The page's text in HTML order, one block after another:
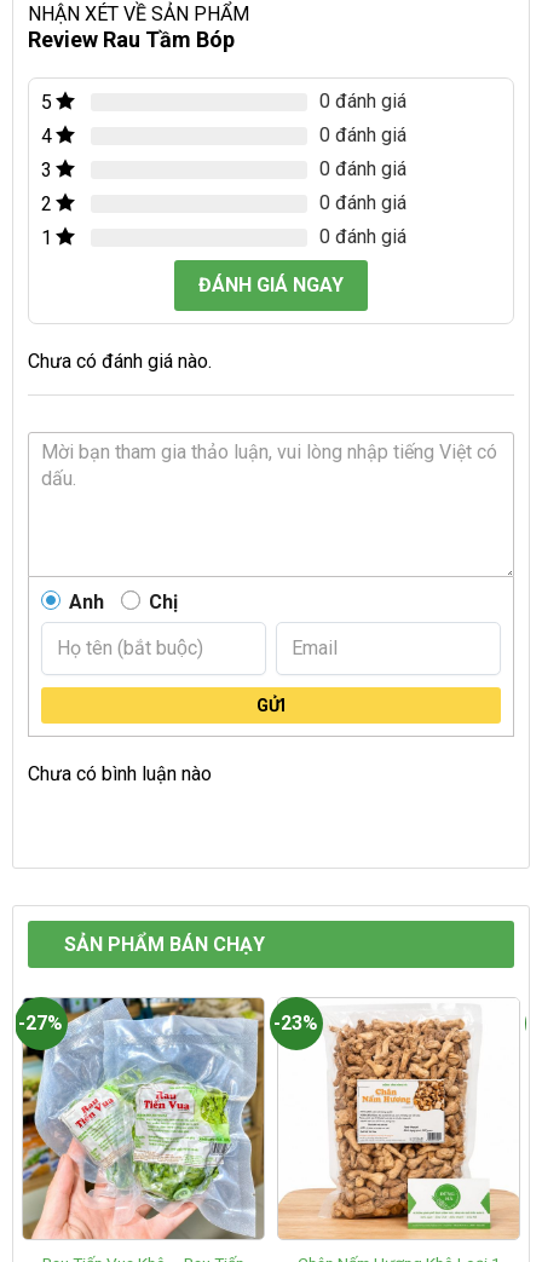
NHẬN XÉT VỀ SẢN PHẨM
Review Rau Tầm Bóp
5
0 đánh giá
4
0 đánh giá
3
0 đánh giá
2
0 đánh giá
1
0 đánh giá
ĐÁNH GIÁ NGAY
Chưa có đánh giá nào.
Anh Chị
GỬI
Chưa có bình luận nào
SẢN PHẨM BÁN CHẠY
-27% -23%